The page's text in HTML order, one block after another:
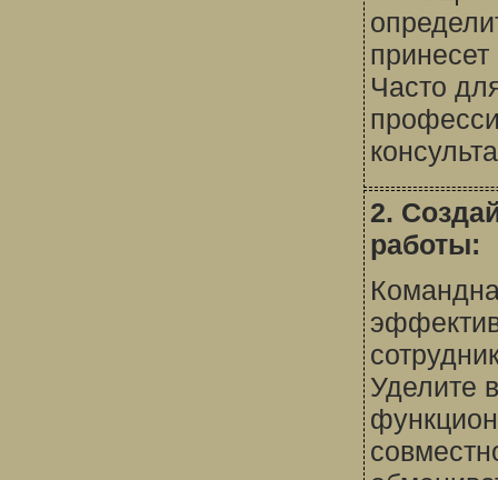
Часто
2.
работы:
Уделите